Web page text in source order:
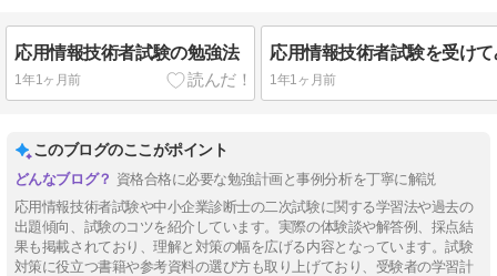
応用情報技術者試験の勉強法
1年1ヶ月前 1年1ヶ月前
このブログのここがポイント
資格合格に必要な勉強計画と事例分析を丁寧に解説
応用情報技術者試験や中小企業診断士の二次試験に関する学習法や過去の
出題傾向、試験のコツを紹介しています。実際の体験談や解答例、採点結
果も掲載されており、理解と対策の幅を広げる内容となっています。試験
対策に役立つ書籍や参考資料の選び方も取り上げており、受験者の学習計